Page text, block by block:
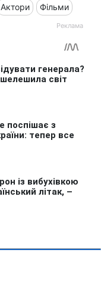
Актори Фільми